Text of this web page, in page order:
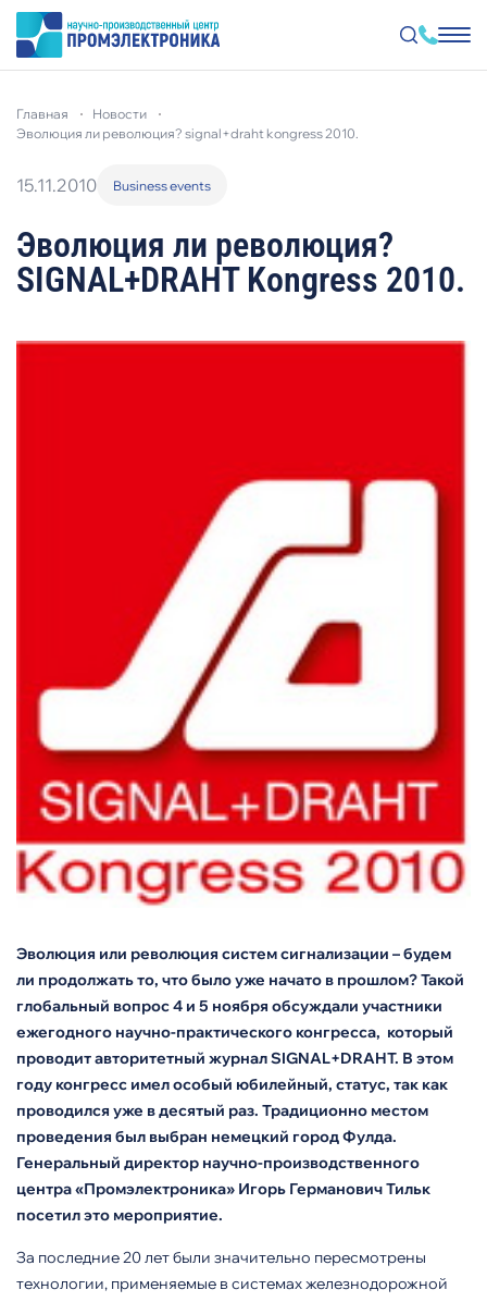
содержанию
главная
новости
эволюция ли революция? signal+draht kongress 2010.
15.11.2010 Business events
Эволюция ли революция?
SIGNAL+DRAHT Kongress 2010.
Эволюция или революция систем сигнализации – будем
ли продолжать то, что было уже начато в прошлом? Такой
глобальный вопрос 4 и 5 ноября обсуждали участники
ежегодного научно-практического конгресса, который
проводит авторитетный журнал SIGNAL+DRAHT. В этом
году конгресс имел особый юбилейный, статус, так как
проводился уже в десятый раз. Традиционно местом
проведения был выбран немецкий город Фулда.
Генеральный директор научно-производственного
центра «Промэлектроника» Игорь Германович Тильк
посетил это мероприятие.
За последние 20 лет были значительно пересмотрены
технологии, применяемые в системах железнодорожной